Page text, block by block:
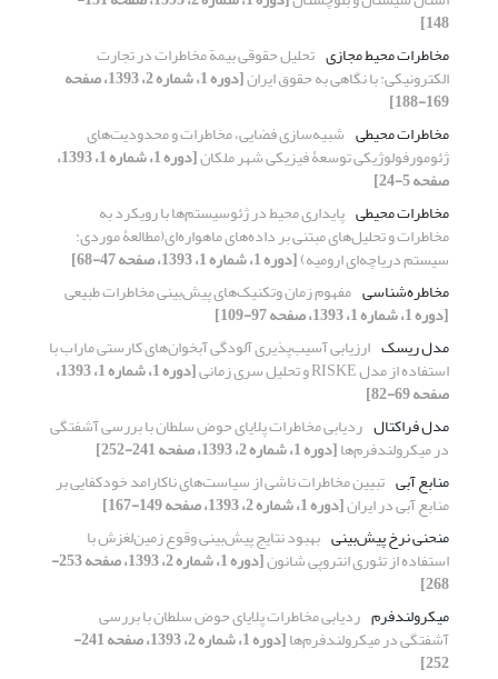
148]
مخاطرات محیط مجازی تحلیل حقوقی بیمة مخاطرات در تجارت
الکترونیکی: با نگاهی به حقوق ایران [دوره 1، شماره 2، 1393، صفحه
169-188]
مخاطرات محیطی شبیه‌سازی فضایی، مخاطرات و محدودیت‌های
ژئومورفولوژیکی توسعۀ فیزیکی شهر ملکان [دوره 1، شماره 1، 1393،
صفحه 5-24]
مخاطرات محیطی پایداری محیط در ژئوسیستم‌ها با رویکرد به
مخاطرات و تحلیل‌های مبتنی بر داده‌های ماهواره‌ای(مطالعۀ موردی:
سیستم دریاچه‌ای ارومیه)[دوره 1، شماره 1، 1393، صفحه 47-68]
مخاطره‌شناسی مفهوم زمان وتکنیک‌های پیش‌بینی مخاطرات طبیعی
[دوره 1، شماره 1، 1393، صفحه 97-109]
مدل ریسک ارزیابی آسیب‌پذیری آلودگی آبخوان‌های کارستی ماراب با
استفاده از مدل RISKE و تحلیل سری زمانی [دوره 1، شماره 1، 1393،
صفحه 69-82]
مدل فراکتال ردیابی مخاطرات پلایای حوض سلطان با بررسی آشفتگی
در میکرولندفرم‌ها[دوره 1، شماره 2، 1393، صفحه 241-252]
منابع آبی تبیین مخاطرات ناشی از سیاست‌های ناکارامد خودکفایی بر
منابع آبی در ایران[دوره 1، شماره 2، 1393، صفحه 149-167]
منحنی نرخ پیش‌بینی بهبود نتایج پیش‌بینی وقوع زمین‌لغزش با
استفاده از تئوری انتروپی شانون [دوره 1، شماره 2، 1393، صفحه 253-
268]
میکرولندفرم ردیابی مخاطرات پلایای حوض سلطان با بررسی
آشفتگی در میکرولندفرم‌ها [دوره 1، شماره 2، 1393، صفحه 241-
252]